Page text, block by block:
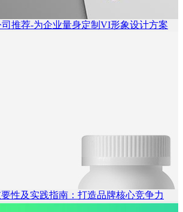
推荐-为企业量身定制VI形象设计方案
性及实践指南：打造品牌核心竞争力